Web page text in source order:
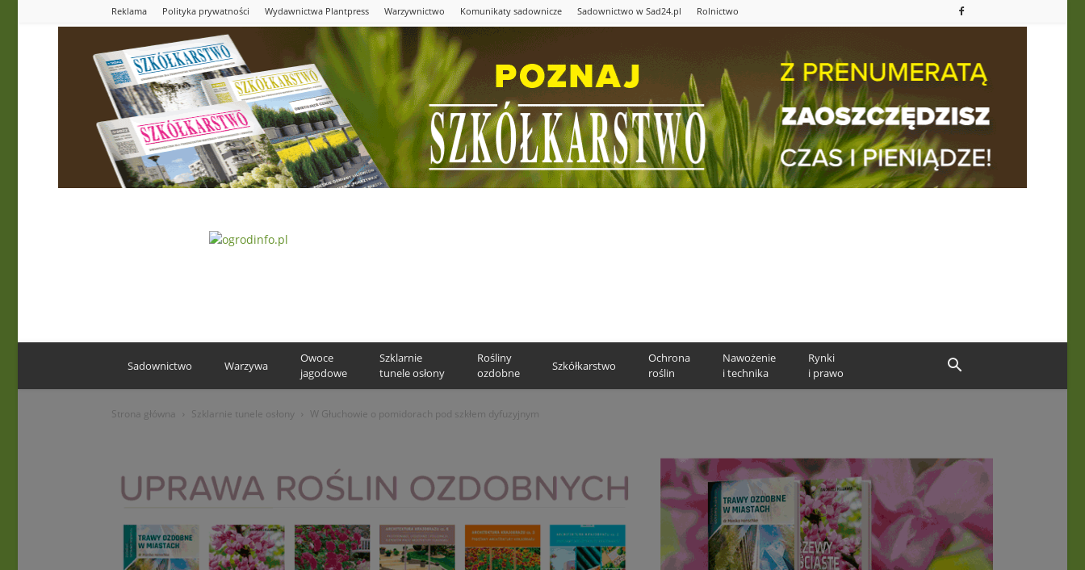
Reklama Polityka prywatności Wydawnictwa Plantpress Warzywnictwo Komunikaty sadownicze Sadownictwo w Sad24.pl Rolnictwo
Sadownictwo Warzywa
Owoce
jagodowe
Szklarnie
tunele osłony
Rośliny
ozdobne
Szkółkarstwo
Ochrona
roślin
Nawożenie
i technika
Rynki
i prawo
Strona główna Szklarnie tunele osłony W Głuchowie o pomidorach pod szkłem dyfuzyjnym